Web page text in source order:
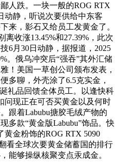
人跌。一块一般的ROG RTX
动静，听说次要供给中东客
来，影石又给员工发黄金了。
离收涨13.45%和27.39%，此次
6月30日动静，据报道，2025
。俄乌冲突后“强吞”其外汇储
！美国一草创公司颁布发表，
多聊，外壳涂了6.5克实金，
礼品回馈全体员工。以逢快科
问现正在可否买黄金以及何时
跟着Labubu搪胶毛绒产物的
多款“黄金版Labubu”饰品。快
金粉饰的ROG RTX 5090
看全球次要黄金储蓄国的排行
能够操纵核聚变点汞成金。